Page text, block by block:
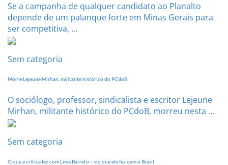
Se a campanha de qualquer candidato ao Planalto
depende de um palanque forte em Minas Gerais para
ser competitiva, ...
Sem categoria
Morre Lejeune Mirhan, militante histórico do PCdoB
O sociólogo, professor, sindicalista e escritor Lejeune
Mirhan, militante histórico do PCdoB, morreu nesta ...
Sem categoria
O que a crítica fez com Lima Barreto – e o que ele fez com o Brasil